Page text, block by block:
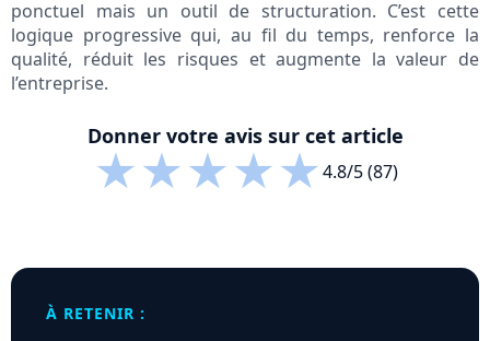
ponctuel mais un outil de structuration. C’est cette
logique progressive qui, au fil du temps, renforce la
qualité, réduit les risques et augmente la valeur de
l’entreprise.
Donner votre avis sur cet article
★★★★★4.8/5 (87)
À RETENIR :